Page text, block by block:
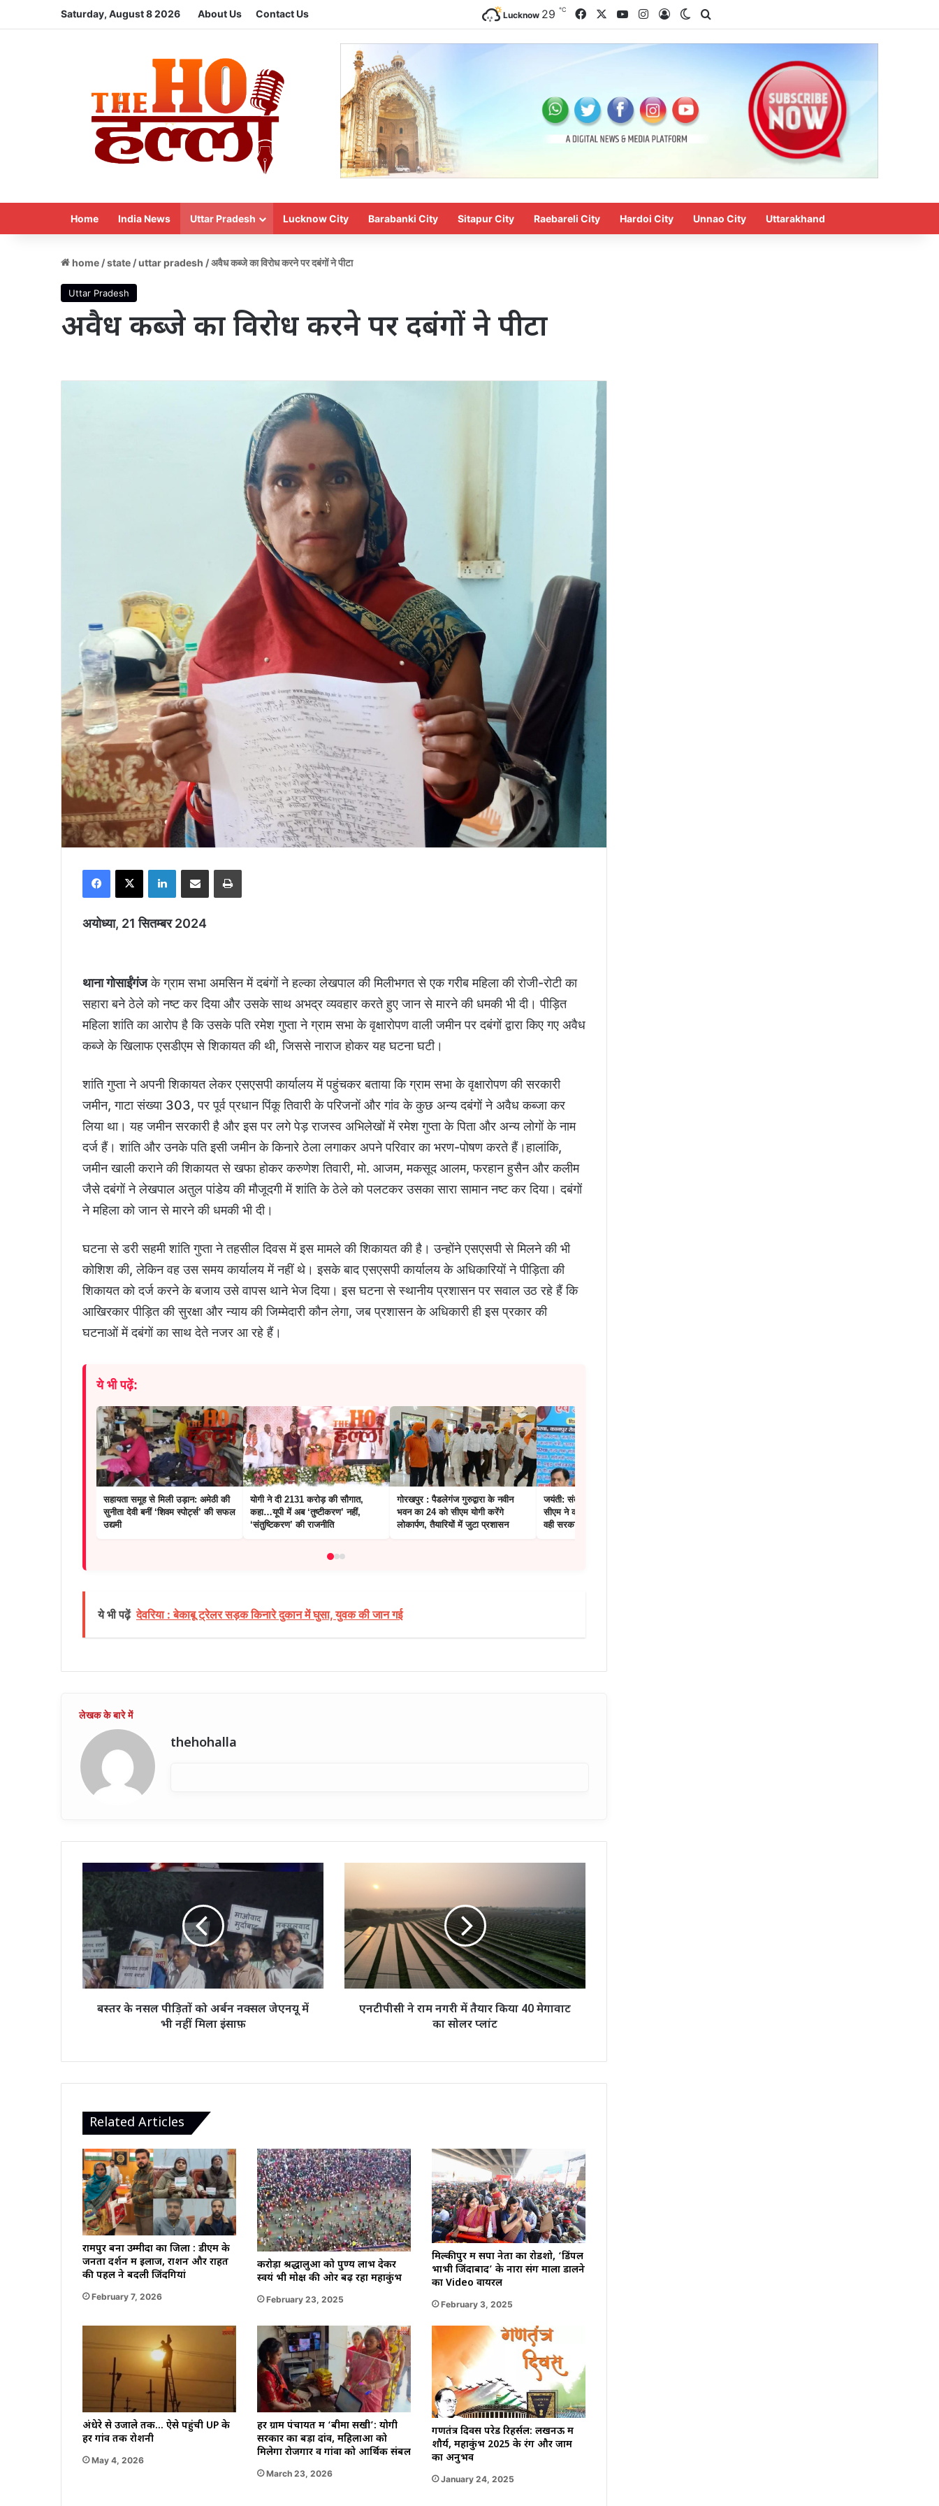
Saturday, August 8 2026 About Us Contact Us Lucknow 29 ℃ FacebookYouTubeInstagram
Log InSwitch skin
Home India News Uttar Pradesh Lucknow City Barabanki City Sitapur City Raebareli City Hardoi City Unnao City Uttarakhand
home /state /uttar pradesh /अवैध कब्जे का विरोध करने पर दबंगों ने पीटा
Uttar Pradesh
अवैध कब्जे का विरोध करने पर दबंगों ने पीटा
Facebook
X LinkedInShare via Email Print
अयोध्या, 21 सितम्बर 2024
थाना गोसाईंगंजके ग्राम सभा अमसिन में दबंगों ने हल्का लेखपाल की मिलीभगत से एक गरीब महिला की रोजी-रोटी का
सहारा बने ठेले को नष्ट कर दिया और उसके साथ अभद्र व्यवहार करते हुए जान से मारने की धमकी भी दी। पीड़ित
महिला शांति का आरोप है कि उसके पति रमेश गुप्ता ने ग्राम सभा के वृक्षारोपण वाली जमीन पर दबंगों द्वारा किए गए अवैध
कब्जे के खिलाफ एसडीएम से शिकायत की थी, जिससे नाराज होकर यह घटना घटी।
शांति गुप्ता ने अपनी शिकायत लेकर एसएसपी कार्यालय में पहुंचकर बताया कि ग्राम सभा के वृक्षारोपण की सरकारी
जमीन, गाटा संख्या 303, पर पूर्व प्रधान पिंकू तिवारी के परिजनों और गांव के कुछ अन्य दबंगों ने अवैध कब्जा कर
लिया था। यह जमीन सरकारी है और इस पर लगे पेड़ राजस्व अभिलेखों में रमेश गुप्ता के पिता और अन्य लोगों के नाम
दर्ज हैं। शांति और उनके पति इसी जमीन के किनारे ठेला लगाकर अपने परिवार का भरण-पोषण करते हैं।हालांकि,
जमीन खाली कराने की शिकायत से खफा होकर करुणेश तिवारी, मो. आजम, मकसूद आलम, फरहान हुसैन और कलीम
जैसे दबंगों ने लेखपाल अतुल पांडेय की मौजूदगी में शांति के ठेले को पलटकर उसका सारा सामान नष्ट कर दिया। दबंगों
ने महिला को जान से मारने की धमकी भी दी।
घटना से डरी सहमी शांति गुप्ता ने तहसील दिवस में इस मामले की शिकायत की है। उन्होंने एसएसपी से मिलने की भी
कोशिश की, लेकिन वह उस समय कार्यालय में नहीं थे। इसके बाद एसएसपी कार्यालय के अधिकारियों ने पीड़िता की
शिकायत को दर्ज करने के बजाय उसे वापस थाने भेज दिया। इस घटना से स्थानीय प्रशासन पर सवाल उठ रहे हैं कि
आखिरकार पीड़ित की सुरक्षा और न्याय की जिम्मेदारी कौन लेगा, जब प्रशासन के अधिकारी ही इस प्रकार की
घटनाओं में दबंगों का साथ देते नजर आ रहे हैं।
ये भी पढ़ें:
सहायता समूह से मिली उड़ान: अमेठी की
सुनीता देवी बनीं ‘शिवम स्पोर्ट्स’ की सफल
उद्यमी
योगी ने दी 2131 करोड़ की सौगात,
कहा…यूपी में अब ‘तुष्टीकरण’ नहीं,
‘संतुष्टिकरण’ की राजनीति
गोरखपुर : पैडलेगंज गुरुद्वारा के नवीन
भवन का 24 को सीएम योगी करेंगे
लोकार्पण, तैयारियों में जुटा प्रशासन
जयंती: संत रविदास को दी श्रद्धांजलि,
सीएम ने कहा…संतों ने समाज को जोड़ा,
वही सरकार कर रही
ये भी पढ़ें देवरिया : बेकाबू ट्रेलर सड़क किनारे दुकान में घुसा, युवक की जान गई
thehohalla
बस्तर
के
नसल
को
अर्बन
नक्सल
जेएनयू
में
बस्तर के नसल पीड़ितों को अर्बन नक्सल जेएनयू में
भी नहीं मिला इंसाफ़
नगरी
तैयार
किया
40
मेगावाट
एनटीपीसी ने राम नगरी में तैयार किया 40 मेगावाट
का सोलर प्लांट
Related Articles
रामपुर बना उम्मीदों का जिला : डीएम के
जनता दर्शन में इलाज, राशन और राहत
की पहल ने बदली जिंदगियां
February 7, 2026
करोड़ों श्रद्धालुओं को पुण्य लाभ देकर
स्वयं भी मोक्ष की ओर बढ़ रहा महाकुंभ
February 23, 2025
मिल्कीपुर में सपा नेता का रोडशो, ‘डिंपल
भाभी जिंदाबाद’ के नारों संग माला डालने
का Video वायरल
February 3, 2025
अंधेरे से उजाले तक… ऐसे पहुंची UP के
हर गांव तक रोशनी
May 4, 2026
हर ग्राम पंचायत में ‘बीमा सखी’: योगी
सरकार का बड़ा दांव, महिलाओं को
मिलेगा रोजगार व गांवों को आर्थिक संबल
March 23, 2026
गणतंत्र दिवस परेड रिहर्सल: लखनऊ में
शौर्य, महाकुंभ 2025 के रंग और जाम
का अनुभव
January 24, 2025